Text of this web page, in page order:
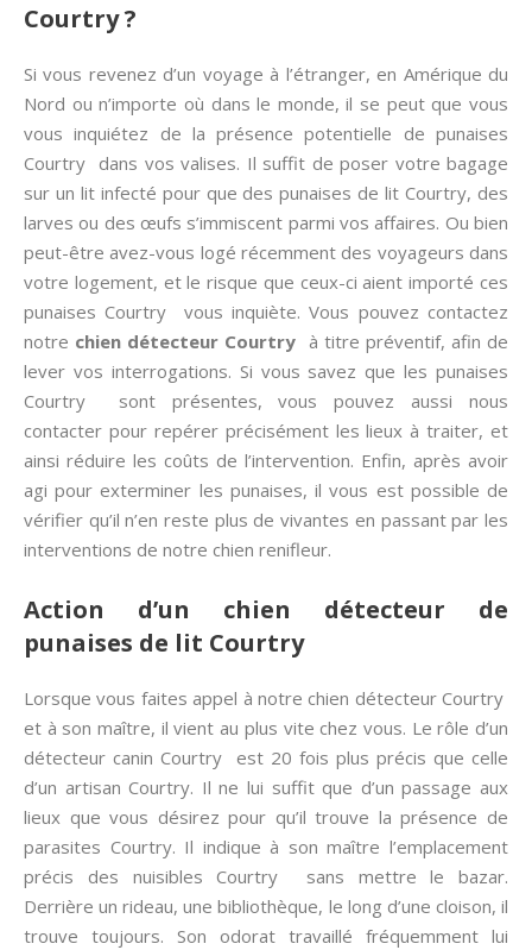
Courtry ?
Si vous revenez d’un voyage à l’étranger, en Amérique du
Nord ou n’importe où dans le monde, il se peut que vous
vous inquiétez de la présence potentielle de punaises
Courtry dans vos valises. Il suffit de poser votre bagage
sur un lit infecté pour que des punaises de lit Courtry, des
larves ou des œufs s’immiscent parmi vos affaires. Ou bien
peut-être avez-vous logé récemment des voyageurs dans
votre logement, et le risque que ceux-ci aient importé ces
punaises Courtry vous inquiète. Vous pouvez contactez
notre chien détecteur Courtry à titre préventif, afin de
lever vos interrogations. Si vous savez que les punaises
Courtry sont présentes, vous pouvez aussi nous
contacter pour repérer précisément les lieux à traiter, et
ainsi réduire les coûts de l’intervention. Enfin, après avoir
agi pour exterminer les punaises, il vous est possible de
vérifier qu’il n’en reste plus de vivantes en passant par les
interventions de notre chien renifleur.
Action d’un chien détecteur de
punaises de lit Courtry
Lorsque vous faites appel à notre chien détecteur Courtry
et à son maître, il vient au plus vite chez vous. Le rôle d’un
détecteur canin Courtry est 20 fois plus précis que celle
d’un artisan Courtry. Il ne lui suffit que d’un passage aux
lieux que vous désirez pour qu’il trouve la présence de
parasites Courtry. Il indique à son maître l’emplacement
précis des nuisibles Courtry sans mettre le bazar.
Derrière un rideau, une bibliothèque, le long d’une cloison, il
trouve toujours. Son odorat travaillé fréquemment lui